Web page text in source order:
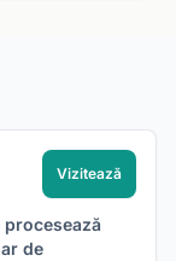
Vizitează
de